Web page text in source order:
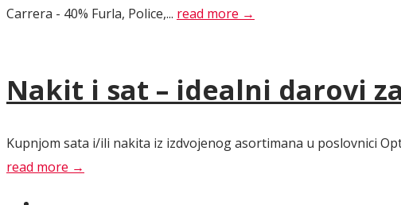
Carrera - 40% Furla, Police,... read more →
Nakit i sat – idealni darovi
Kupnjom sata i/ili nakita iz izdvojenog asortimana u poslovnici
read more →